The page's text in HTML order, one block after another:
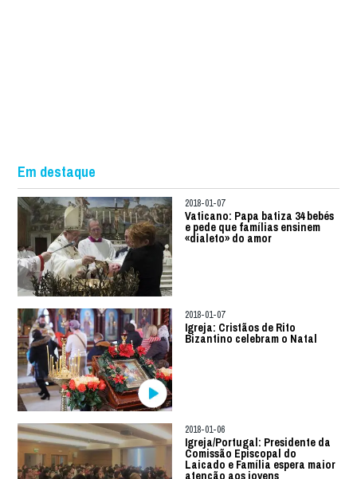
Em destaque
2018-01-07
Vaticano: Papa batiza 34 bebés
e pede que famílias ensinem
«dialeto» do amor
2018-01-07
Igreja: Cristãos de Rito
Bizantino celebram o Natal
2018-01-06
Igreja/Portugal: Presidente da
Comissão Episcopal do
Laicado e Família espera maior